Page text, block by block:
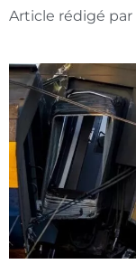
Article rédigé par